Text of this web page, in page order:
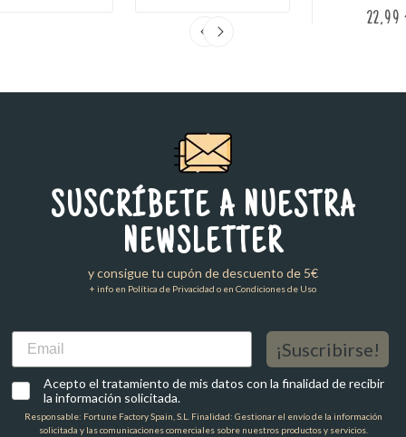
22,99
SUSCRÍBETE A NUESTRA
NEWSLETTER
y consigue tu cupón de descuento de 5€
+ info en Política de Privacidad o en Condiciones de Uso
Email
¡Suscribirse!
Acepto el tratamiento de mis datos con la finalidad de recibir
la información solicitada.
Responsable: Fortune Factory Spain, S.L. Finalidad: Gestionar el envío de la información
solicitada y las comunicaciones comerciales sobre nuestros productos y servicios.